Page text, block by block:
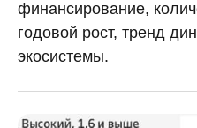
финансирование,
годовой рост, тренд
экосистемы.